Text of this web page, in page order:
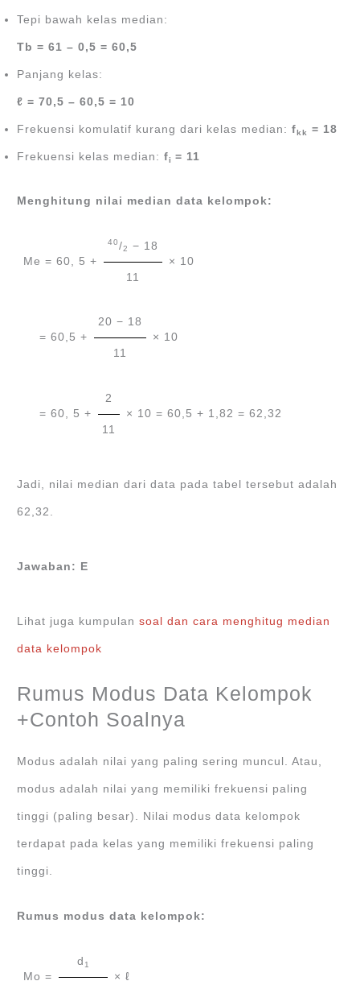
Tepi bawah kelas median:
Tb = 61 – 0,5 = 60,5
Panjang kelas:
ℓ = 70,5– 60,5 = 10
Frekuensi komulatif kurang dari kelas median:fkk = 18
Frekuensi kelas median:fi= 11
Menghitung nilai median data kelompok:
Me = 60, 5 +
40/2 − 18
11
× 10
= 60,5 +
20 − 18
11
× 10
= 60, 5 +
2
11
× 10 = 60,5 + 1,82 = 62,32
Jadi, nilai median dari data pada tabel tersebut adalah
62,32.
Jawaban: E
Lihat juga kumpulansoal dan cara menghitug median
data kelompok
Rumus Modus Data Kelompok
+Contoh Soalnya
Modus adalah nilai yang paling sering muncul. Atau,
modus adalah nilai yang memiliki frekuensi paling
tinggi (paling besar). Nilai modus data kelompok
terdapat pada kelas yang memiliki frekuensi paling
tinggi.
Rumus modus data kelompok:
Mo =
d 1
× ℓ